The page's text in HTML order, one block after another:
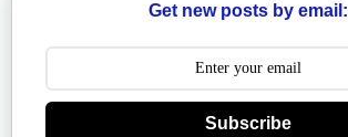
Get new posts by email:
Subscribe